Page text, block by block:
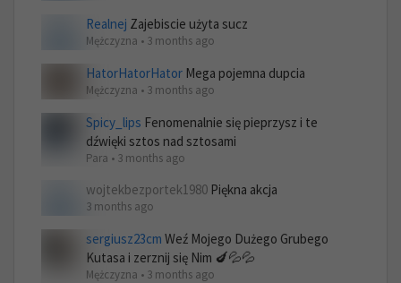
Realnej Zajebiscie użyta sucz
Mężczyzna • 3 months ago
HatorHatorHator Mega pojemna dupcia
Mężczyzna • 3 months ago
Spicy_lips Fenomenalnie się pieprzysz i te
dźwięki sztos nad sztosami
Para • 3 months ago
wojtekbezportek1980 Piękna akcja
3 months ago
sergiusz23cm Weź Mojego Dużego Grubego
Kutasa i zerznij się Nim 🍆💦💦
Mężczyzna • 3 months ago